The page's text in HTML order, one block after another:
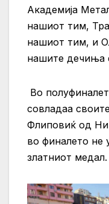
Академија
нашиот тим,
нашиот тим, и
нашите дечиња
Во
совладаа
Флиповиќ од
во финалето не
златниот медал.